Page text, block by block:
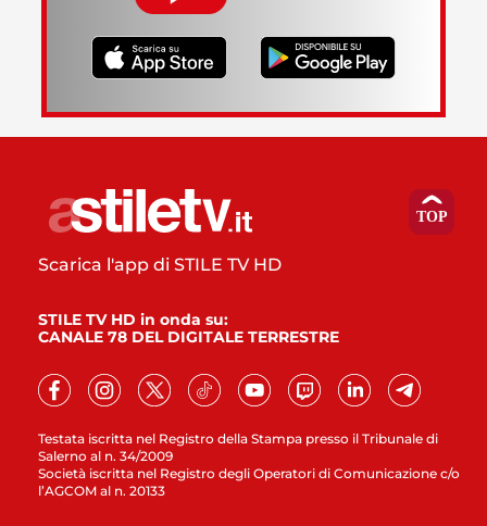
Testata iscritta nel Registro della Stampa presso il Tribunale di
Salerno al n. 34/2009
Società iscritta nel Registro degli Operatori di Comunicazione c/o
l’AGCOM al n. 20133
Scarica l'app di STILE TV HD
STILE TV HD in onda su:
CANALE 78 DEL DIGITALE TERRESTRE